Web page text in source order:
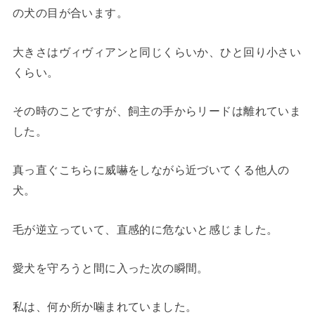
の犬の目が合います。
大きさはヴィヴィアンと同じくらいか、ひと回り小さい
くらい。
その時のことですが、飼主の手からリードは離れていま
した。
真っ直ぐこちらに威嚇をしながら近づいてくる他人の
犬。
毛が逆立っていて、直感的に危ないと感じました。
愛犬を守ろうと間に入った次の瞬間。
私は、何か所か噛まれていました。